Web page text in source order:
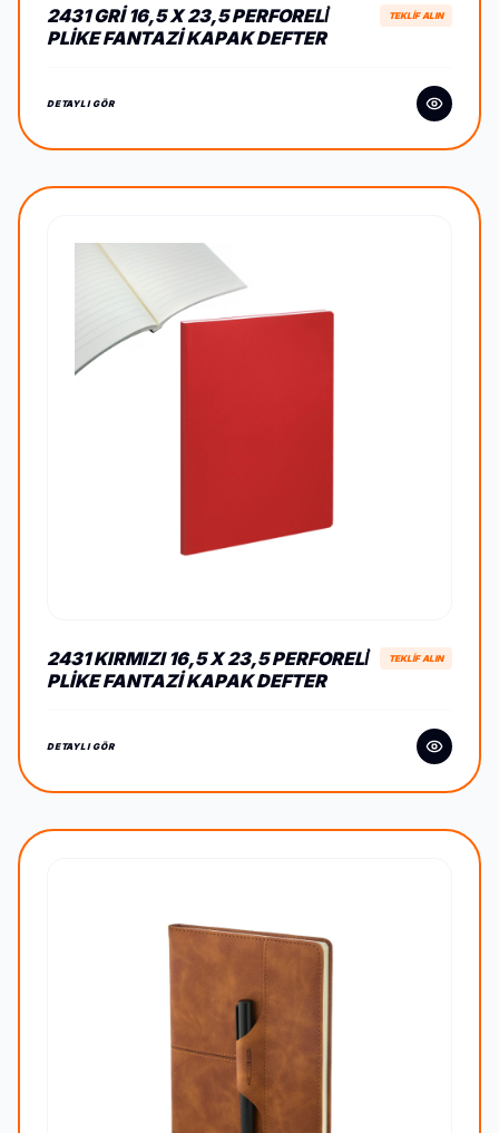
2431 GRI 16,5 X 23,5 PERFORELİ
PLIKE FANTAZI KAPAK DEFTER
TEKLİF ALIN
DETAYLI GÖR
2431 KIRMIZI 16,5 X 23,5 PERFORELİ
PLIKE FANTAZI KAPAK DEFTER
TEKLİF ALIN
DETAYLI GÖR